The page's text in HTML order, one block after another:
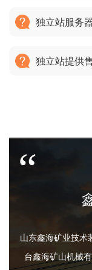
独立站服务
独立站提供
山东鑫海矿业技术
台鑫海矿山机械